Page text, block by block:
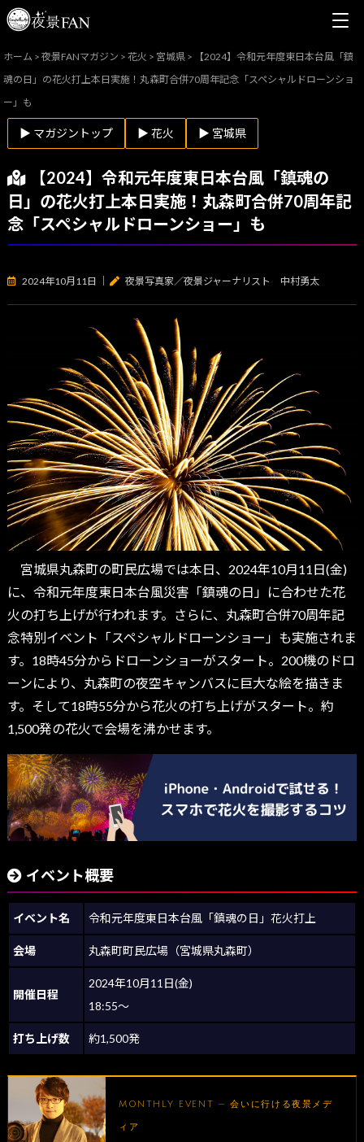
ホーム >夜景FANマガジン >花火 > 宮城県 >
【2024】令和元年度東日本台風「鎮
魂の日」の花火打上本日実施！丸森町合併70周年記念「スペシャルドローンショ
ー」も
▶ マガジントップ ▶ 花火 ▶ 宮城県
【2024】令和元年度東日本台風「鎮魂の
日」の花火打上本日実施！丸森町合併70周年記
念「スペシャルドローンショー」も
2024年10月11日 夜景写真家／夜景ジャーナリスト 中村勇太
宮城県丸森町の町民広場では本日、2024年10月11日(金)
に、令和元年度東日本台風災害「鎮魂の日」に合わせた花
火の打ち上げが行われます。さらに、丸森町合併70周年記
念特別イベント「スペシャルドローンショー」も実施されま
す。18時45分からドローンショーがスタート。200機のドロ
ーンにより、丸森町の夜空キャンバスに巨大な絵を描きま
す。そして18時55分から花火の打ち上げがスタート。約
1,500発の花火で会場を沸かせます。
イベント概要
イベント名 令和元年度東日本台風「鎮魂の日」花火打上
会場 丸森町町民広場（宮城県丸森町）
開催日程
2024年10月11日(金)
18:55～
打ち上げ数 約1,500発
MONTHLY EVENT — 会いに行ける夜景メデ
ィア